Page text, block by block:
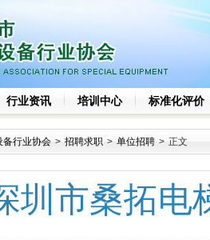
行业资讯 培训中心 标准化评价
备行业协会 > 招聘求职 > 单位招聘 > 正文
圳市桑拓电